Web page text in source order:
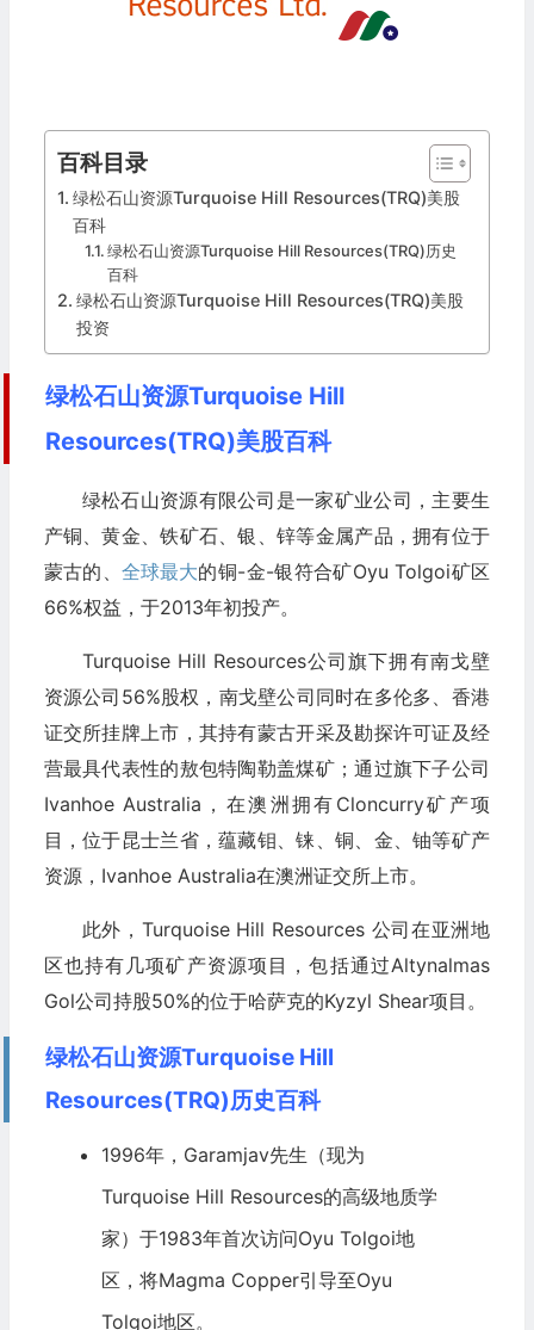
百科目录
绿松石山资源Turquoise Hill Resources(TRQ)美股
百科
绿松石山资源Turquoise Hill Resources(TRQ)历史
百科
绿松石山资源Turquoise Hill Resources(TRQ)美股
投资
绿松石山资源Turquoise Hill
Resources(TRQ)美股百科
绿松石山资源有限公司是一家矿业公司，主要生
产铜、黄金、铁矿石、银、锌等金属产品，拥有位于
蒙古的、全球最大的铜-金-银符合矿Oyu Tolgoi矿区
66%权益，于2013年初投产。
Turquoise Hill Resources公司旗下拥有南戈壁
资源公司56%股权，南戈壁公司同时在多伦多、香港
证交所挂牌上市，其持有蒙古开采及勘探许可证及经
营最具代表性的敖包特陶勒盖煤矿；通过旗下子公司
Ivanhoe Australia，在澳洲拥有Cloncurry矿产项
目，位于昆士兰省，蕴藏钼、铼、铜、金、铀等矿产
资源，Ivanhoe Australia在澳洲证交所上市。
此外，Turquoise Hill Resources 公司在亚洲地
区也持有几项矿产资源项目，包括通过Altynalmas
Gol公司持股50%的位于哈萨克的Kyzyl Shear项目。
绿松石山资源Turquoise Hill
Resources(TRQ)历史百科
1996年，Garamjav先生（现为
Turquoise Hill Resources的高级地质学
家）于1983年首次访问Oyu Tolgoi地
区，将Magma Copper引导至Oyu
Tolgoi地区。